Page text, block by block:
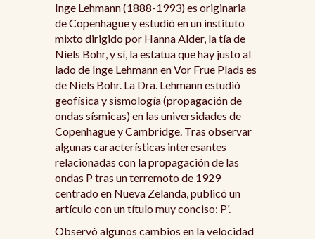
Inge Lehmann (1888-1993) es originaria
de Copenhague y estudió en un instituto
mixto dirigido por Hanna Alder, la tía de
Niels Bohr, y sí, la estatua que hay justo al
lado de Inge Lehmann en Vor Frue Plads es
de Niels Bohr. La Dra. Lehmann estudió
geofísica y sismología (propagación de
ondas sísmicas) en las universidades de
Copenhague y Cambridge. Tras observar
algunas características interesantes
relacionadas con la propagación de las
ondas P tras un terremoto de 1929
centrado en Nueva Zelanda, publicó un
artículo con un título muy conciso: P'.
Observó algunos cambios en la velocidad